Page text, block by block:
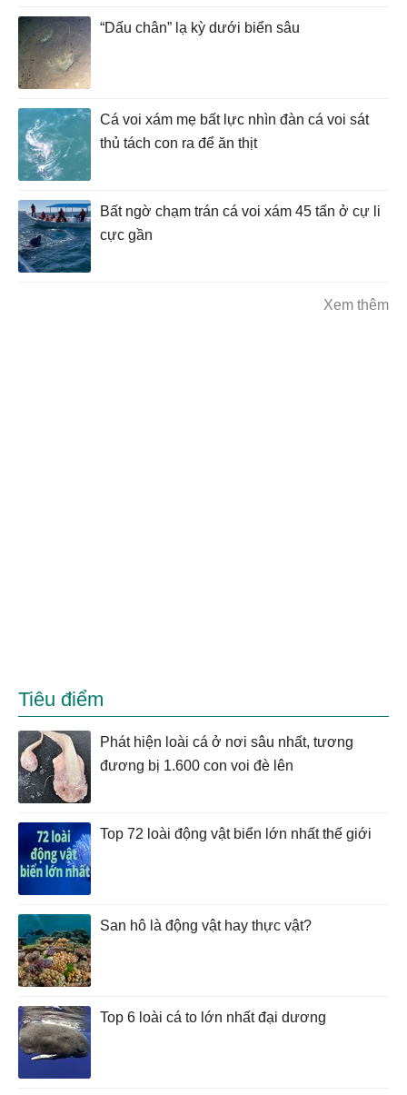
“Dấu chân” lạ kỳ dưới biển sâu
Cá voi xám mẹ bất lực nhìn đàn cá voi sát
thủ tách con ra để ăn thịt
Bất ngờ chạm trán cá voi xám 45 tấn ở cự li
cực gần
Xem thêm
Tiêu điểm
Phát hiện loài cá ở nơi sâu nhất, tương
đương bị 1.600 con voi đè lên
Top 72 loài động vật biển lớn nhất thế giới
San hô là động vật hay thực vật?
Top 6 loài cá to lớn nhất đại dương